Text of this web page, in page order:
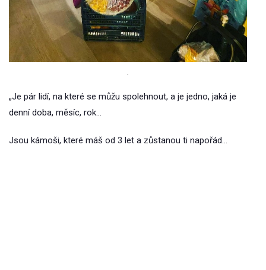
.
„Je pár lidí, na které se můžu spolehnout, a je jedno, jaká je
denní doba, měsíc, rok…
Jsou kámoši, které máš od 3 let a zůstanou ti napořád…